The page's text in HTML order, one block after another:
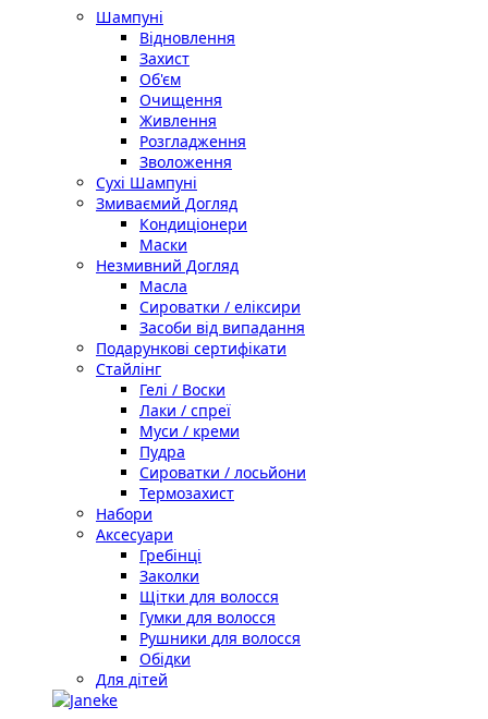
Шампуні
Відновлення
Захист
Об'єм
Очищення
Живлення
Розгладження
Зволоження
Сухі Шампуні
Змиваємий Догляд
Кондиціонери
Маски
Незмивний Догляд
Масла
Сироватки / еліксири
Засоби від випадання
Подарункові сертифікати
Стайлінг
Гелі / Воски
Лаки / спреї
Муси / креми
Пудра
Сироватки / лосьйони
Термозахист
Набори
Аксесуари
Гребінці
Заколки
Щітки для волосся
Гумки для волосся
Рушники для волосся
Обідки
Для дітей